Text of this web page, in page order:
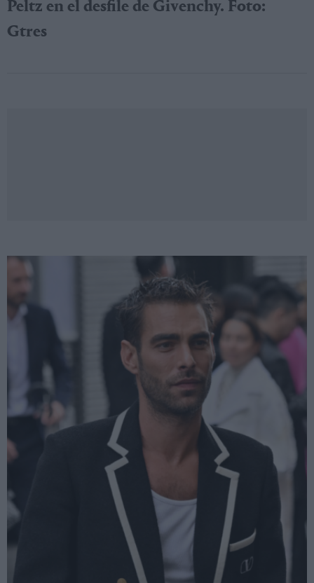
Peltz en el desfile de Givenchy. Foto:
Gtres